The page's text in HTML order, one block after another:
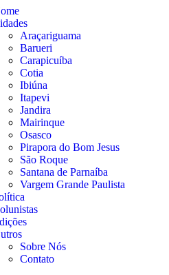
Araçariguama
Barueri
Carapicuíba
Cotia
Ibiúna
Itapevi
Jandira
Mairinque
Osasco
Pirapora do Bom Jesus
São Roque
Santana de Parnaíba
Vargem Grande Paulista
Sobre Nós
Contato